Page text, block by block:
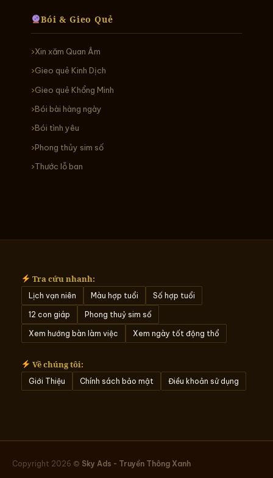
Bói & Gieo Quẻ
Xin xăm Quan Âm
Gieo quẻ Kinh Dịch
Gieo quẻ Khổng Minh
Bói bài hàng ngày
Bói tình yêu
Phong thủy sim số
Thước lỗ ban
Tra cứu nhanh:
Lịch vạn niên Màu hợp tuổi Số hợp tuổi
12 con giáp Phong thuỷ sim số
Xem hướng bàn làm việc Xem ngày tốt động thổ
Về chúng tôi:
Giới Thiệu Chính sách bảo mật Điều khoản sử dụng
Copyright 2026 © Sky Ads - Truyền Thông Xanh